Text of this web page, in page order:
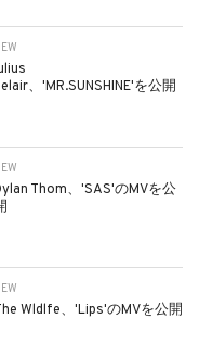
、'MR.SUNSHINE'を公開
Thom、'SAS'のMVを公
Wldlfe、'Lips'のMVを公開